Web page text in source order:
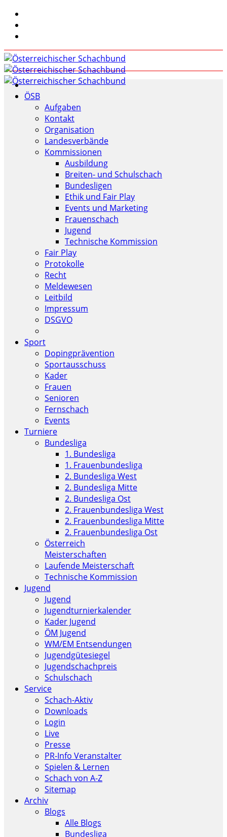
ÖSB
Aufgaben
Kontakt
Organisation
Landesverbände
Kommissionen
Ausbildung
Breiten- und Schulschach
Bundesligen
Ethik und Fair Play
Events und Marketing
Frauenschach
Jugend
Technische Kommission
Fair Play
Protokolle
Recht
Meldewesen
Leitbild
Impressum
DSGVO
Sport
Dopingprävention
Sportausschuss
Kader
Frauen
Senioren
Fernschach
Events
Turniere
Bundesliga
1. Bundesliga
1. Frauenbundesliga
2. Bundesliga West
2. Bundesliga Mitte
2. Bundesliga Ost
2. Frauenbundesliga West
2. Frauenbundesliga Mitte
2. Frauenbundesliga Ost
Österreich
Meisterschaften
Laufende Meisterschaft
Technische Kommission
Jugend
Jugend
Jugendturnierkalender
Kader Jugend
ÖM Jugend
WM/EM Entsendungen
Jugendgütesiegel
Jugendschachpreis
Schulschach
Service
Schach-Aktiv
Downloads
Login
Live
Presse
PR-Info Veranstalter
Spielen & Lernen
Schach von A-Z
Sitemap
Archiv
Blogs
Alle Blogs
Bundesliga